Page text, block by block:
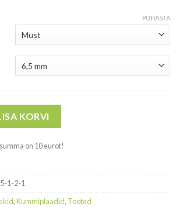
PUHASTA
KORVI
on 10 eurot!
1-2-1
,Kummiplaadid, Tooted